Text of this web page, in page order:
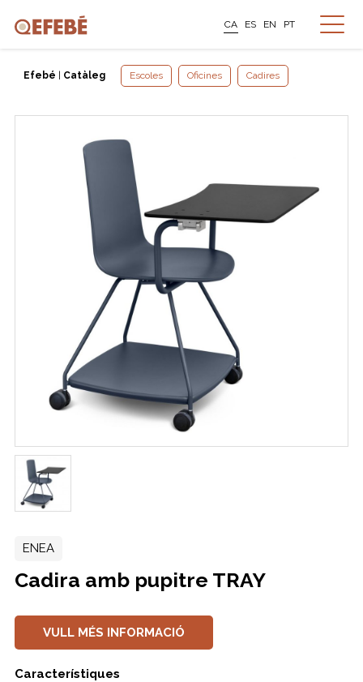
CA ES EN PT
Efebé Catàleg Escoles Oficines Cadires
ENEA
Cadira amb pupitre TRAY
VULL MÉS INFORMACIÓ
Característiques